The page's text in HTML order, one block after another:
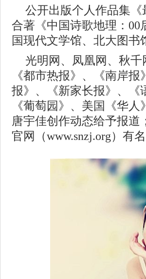
公开出版个人作品集
合著《中国诗歌地理：
国现代文学馆、北大图书
光明网、凤凰网、秋
《都市热报》、《南岸
报》、《新家长报》、《
《葡萄园》、美国《华
唐宇佳创作动态给予报道
官网（www.snzj.org）有